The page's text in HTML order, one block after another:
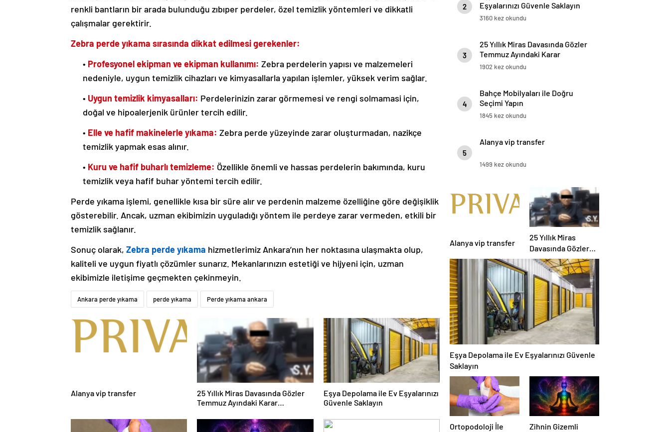
renkli bantların bir arada bulunduğu zıbıper perdeler, özel temizlik yöntemleri ve dikkatli
çalışmalar gerektirir.
Zebra perde yıkama sırasında dikkat edilmesi gerekenler:
• Profesyonel ekipman ve ekipman kullanımı: Zebra perdelerin yapısı ve malzemeleri
nedeniyle, uygun temizlik cihazları ve kimyasallarla yapılan işlemler, yüksek verim sağlar.
• Uygun temizlik kimyasalları: Perdelerinizin zarar görmemesi ve rengi solmamasi için,
doğal ve hipoalerjenik ürünler tercih edilir.
• Elle ve hafif makinelerle yıkama: Zebra perde yüzeyinde zarar oluşturmadan, nazikçe
temizlik yapmak esas alınır.
• Kuru ve hafif buharlı temizleme: Özellikle önemli ve hassas perdelerin bakımında, kuru
temizlik veya hafif buhar yöntemi tercih edilir.
Perde yıkama işlemi, genellikle kısa bir süre alır ve perdenin malzeme özelliğine göre değişiklik
gösterebilir. Ancak, uzman ekibimizin uyguladığı yöntem ile perdeye zarar vermeden, etkili bir
temizlik sağlanır.
Sonuç olarak, Zebra perde yıkama hizmetlerimiz Ankara’nın her noktasına ulaşmakta olup,
kaliteli ve uygun fiyatlı çözümler sunarız. Mekanlarınızın estetiği ve hijyeni için, uzman
ekibimizle iletişime geçmekten çekinmeyin.
Ankara perde yıkama perde yıkama Perde yıkama ankara
Alanya vip transfer
25 Yıllık Miras Davasında Gözler
Temmuz Ayındaki Karar
Eşya Depolama ile Ev Eşyalarınızı
Güvenle Saklayın
2
Eşyalarınızı Güvenle Saklayın
3160 kez okundu
3
25 Yıllık Miras Davasında Gözler
Temmuz Ayındaki Karar
Duruşmasına Çevrildi
1902 kez okundu
4
Bahçe Mobilyaları ile Doğru
Seçimi Yapın
1845 kez okundu
5
Alanya vip transfer
1499 kez okundu
Alanya vip transfer
25 Yıllık Miras
Davasında Gözler
Temmuz Ayındaki
Karar Duruşmasına
Çevrildi
Eşya Depolama ile Ev Eşyalarınızı Güvenle
Saklayın
Ortopodoloji İle
Zihnin Gizemli